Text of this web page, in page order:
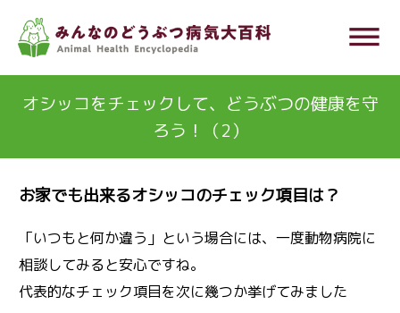
dehaze
オシッコをチェックして、どうぶつの健康を守
ろう！（2）
お家でも出来るオシッコのチェック項目は？
「いつもと何か違う」という場合には、一度動物病院に
相談してみると安心ですね。
代表的なチェック項目を次に幾つか挙げてみました